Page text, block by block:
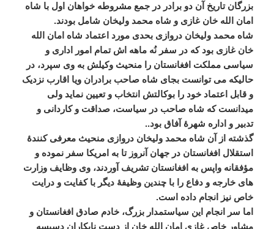
بزرگان تاریخ آن دو برادر در جمع مشروطه خواهان اول با شاه
امان الله خان غازی و شاه محمد ولیخان شامل بودند.
شاه محمد ولیخان دروازی بحدی مورد اعتماد شاه امان الله
خان غازی بود که در سفر نُه ماهه اش تمام امور اداری و
سیاسی مملکت افغانستان را منحیث وکیلش به وی سپرد، در
حالیکه می توانست بجای شاه صاحب برادران ویا اقارب نزدیک
و قابل اعتماد خود را بوکالتش انتخاب و تعیین نماید ولی
میدانست که شاه صاحب در سیاست، صداقت و کاردانی و
تدبیر و اداره شهرۀ آفاق بود..
گذشته از آن شاه محمد ولیخان دروازی منحیث معرفی کنندۀ
استقلال افغانستان در جهان آنروز تا به امریکا سفر نموده و
مؤفقانه واپس به افغانستان تشریف آوردند، وی وظایف وزارت
های خارجه و دفاع را با چندین وظیفۀ دیگر با کفایت و درایت
خاص نیز انجام داده است.
اما سر انجام این سیاستمدار بزرگ، خادم صادق افغانستان و
مشاور خاص غازی امان الله خان از دست نابکاران دسیسه